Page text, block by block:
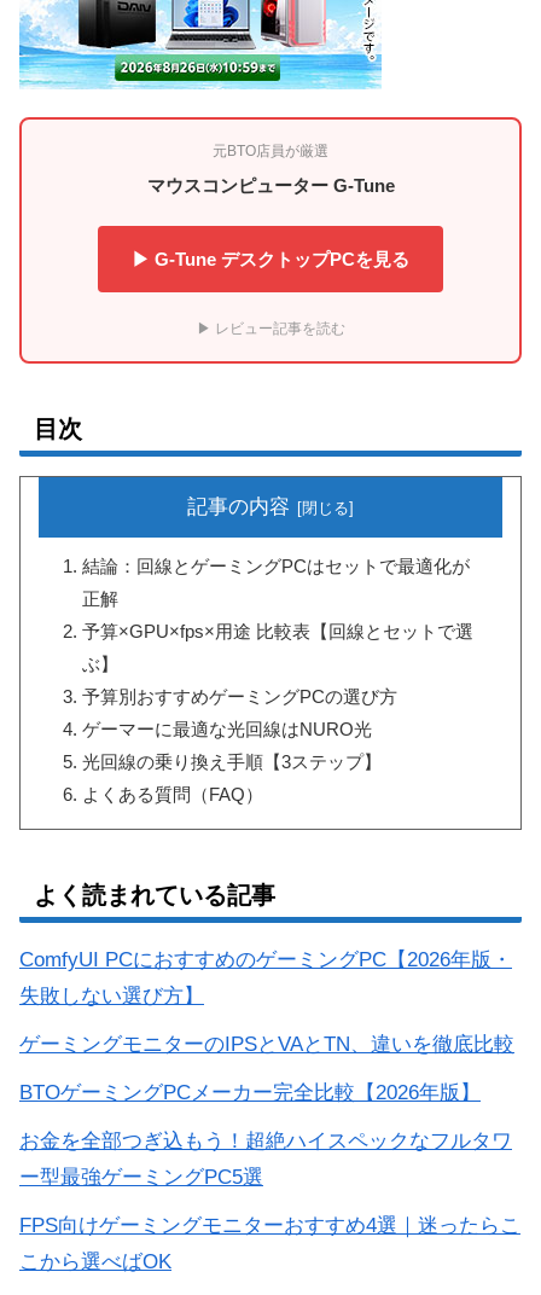
元BTO店員が厳選
マウスコンピューター G-Tune
▶ G-Tune デスクトップPCを見る
▶ レビュー記事を読む
目次
記事の内容
結論：回線とゲーミングPCはセットで最適化が
正解
予算×GPU×fps×用途 比較表【回線とセットで選
ぶ】
予算別おすすめゲーミングPCの選び方
ゲーマーに最適な光回線はNURO光
光回線の乗り換え手順【3ステップ】
よくある質問（FAQ）
よく読まれている記事
ComfyUI PCにおすすめのゲーミングPC【2026年版・
失敗しない選び方】
ゲーミングモニターのIPSとVAとTN、違いを徹底比較
BTOゲーミングPCメーカー完全比較【2026年版】
お金を全部つぎ込もう！超絶ハイスペックなフルタワ
ー型最強ゲーミングPC5選
FPS向けゲーミングモニターおすすめ4選｜迷ったらこ
こから選べばOK